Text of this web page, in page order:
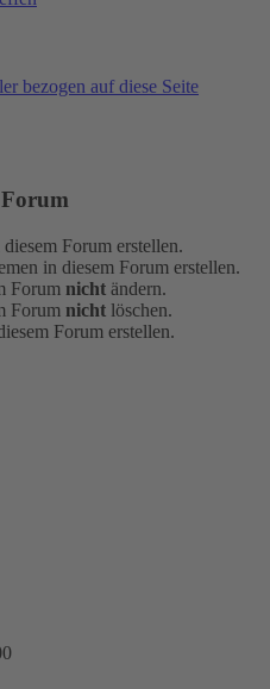
bezogen auf diese Seite
Forum
Forum erstellen.
in diesem Forum erstellen.
Forum nicht ändern.
Forum nicht löschen.
Forum erstellen.